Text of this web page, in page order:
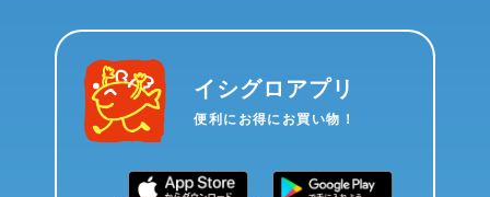
イシグロアプリ
便利にお得にお買い物！